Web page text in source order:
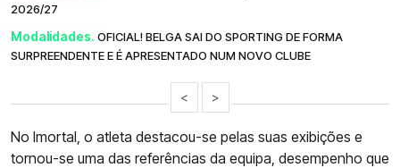
2026/27
Modalidades. OFICIAL! BELGA SAI DO SPORTING DE FORMA
SURPREENDENTE E É APRESENTADO NUM NOVO CLUBE
< >
No Imortal, o atleta destacou-se pelas suas exibições e
tornou-se uma das referências da equipa, desempenho que